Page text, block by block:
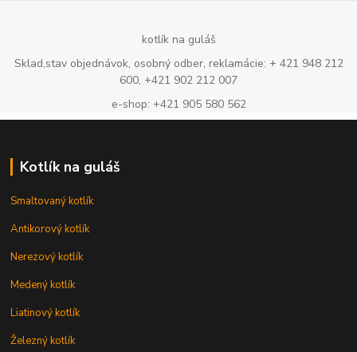
kotlík na guláš
Sklad,stav objednávok, osobný odber, reklamácie: + 421 948 212
600, +421 902 212 007
e-shop: +421 905 580 562
Kotlík na guláš
Smaltovaný kotlík
Antikorový kotlík
Nerezový kotlík
Medený kotlík
Liatinový kotlík
Železný kotlík